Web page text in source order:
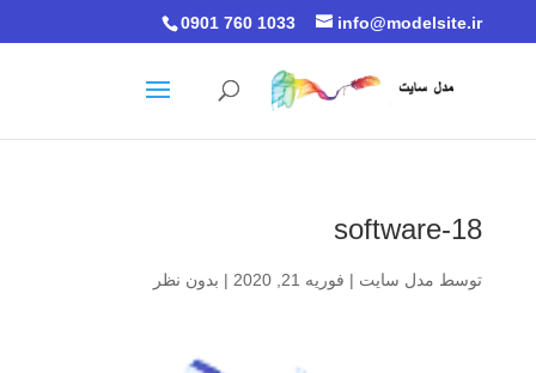
0901 760 1033 info@modelsite.ir
software-18
توسط مدل سایت | فوریه 21, 2020 | بدون نظر